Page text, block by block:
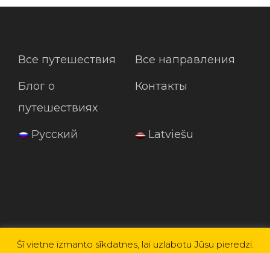
Все путешествия
Все направления
Блог о
путешествиях
Контакты
Русский Latviešu
Šī vietne izmanto sīkdatnes, lai uzlabotu Jūsu pieredzi.